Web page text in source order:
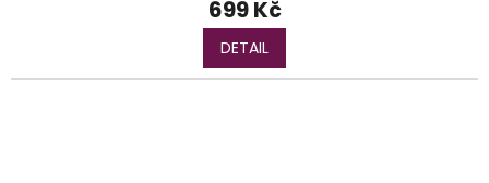
699 Kč
DETAIL